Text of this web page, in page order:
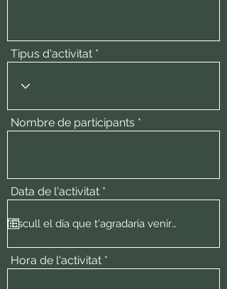
Tipus d'activitat
Nombre de participants
Data de l'activitat *
e
u
r
e
d
Hora de l'activitat